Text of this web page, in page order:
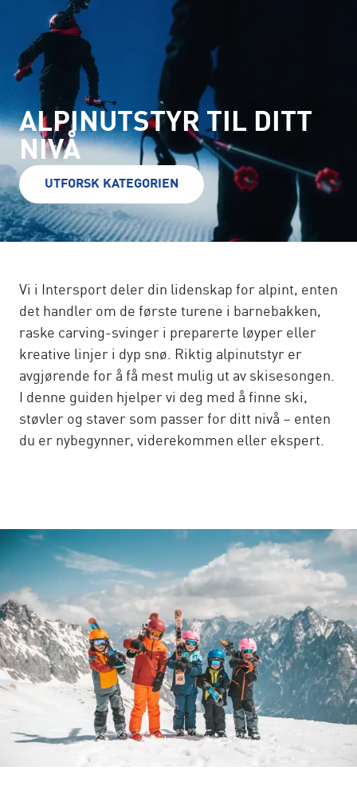
ALPINUTSTYR TIL DITT
NIVÅ
UTFORSK KATEGORIEN
Vi i Intersport deler din lidenskap for alpint, enten
det handler om de første turene i barnebakken,
raske carving-svinger i preparerte løyper eller
kreative linjer i dyp snø. Riktig alpinutstyr er
avgjørende for å få mest mulig ut av skisesongen.
I denne guiden hjelper vi deg med å finne ski,
støvler og staver som passer for ditt nivå – enten
du er nybegynner, viderekommen eller ekspert.